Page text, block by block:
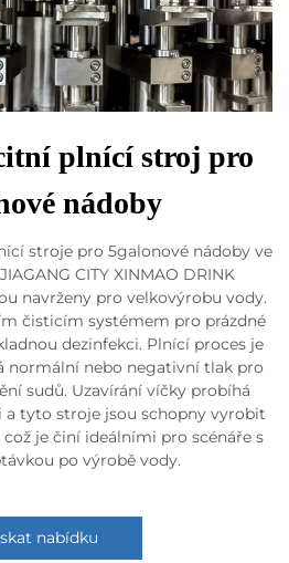
plnící stroj pro
nádoby
stroje pro 5galonové nádoby ve
CITY XINMAO DRINK
navrženy pro velkovýrobu vody.
čisticím systémem pro prázdné
dezinfekci. Plnící proces je
normální nebo negativní tlak pro
sudů. Uzavírání víčky probíhá
tyto stroje jsou schopny vyrobit
což je činí ideálními pro scénáře s
po výrobě vody.
nabídku